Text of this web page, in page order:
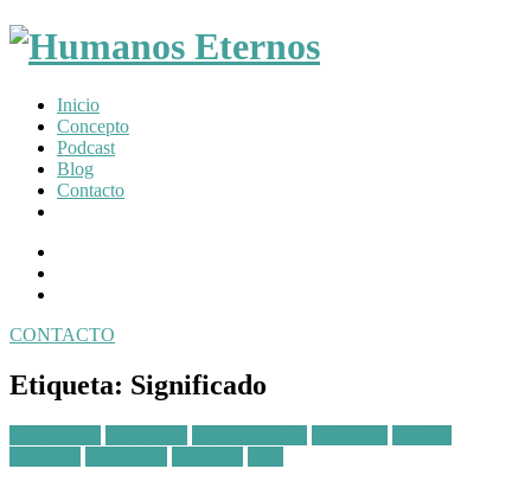
Somos
humanos,
pero
Dios
creó
mucho
Inicio
Concepto
Podcast
Blog
Contacto
CONTACTO
navigation
Etiqueta: Significado